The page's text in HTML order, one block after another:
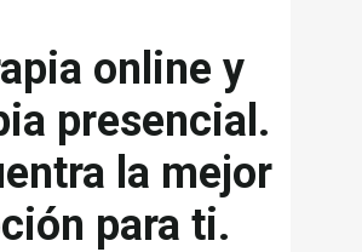
online y
presencial.
la mejor
para ti.